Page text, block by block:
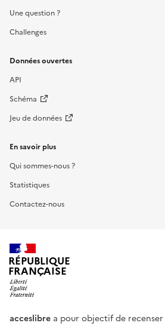
Une question ?
Challenges
Données ouvertes
API
Schéma
Jeu de données
En savoir plus
Qui sommes-nous ?
Statistiques
Contactez-nous
RÉPUBLIQUE
FRANÇAISE
acceslibre a pour objectif de